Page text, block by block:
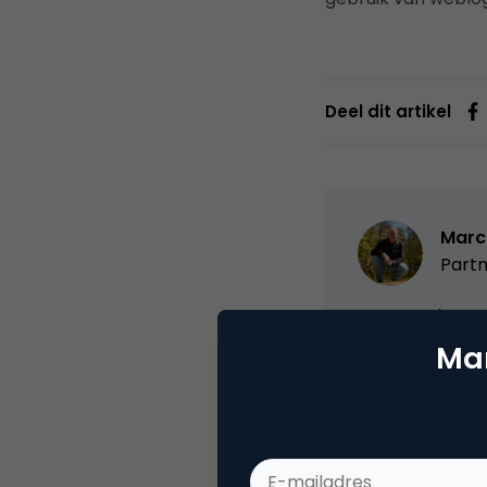
Deel dit artikel
VPRO,